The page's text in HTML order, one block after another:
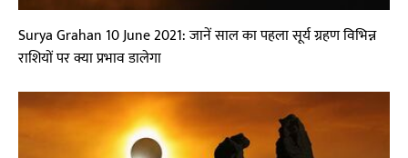
Surya Grahan 10 June 2021: जानें साल का पहला सूर्य ग्रहण विभिन्न
राशियों पर क्या प्रभाव डालेगा